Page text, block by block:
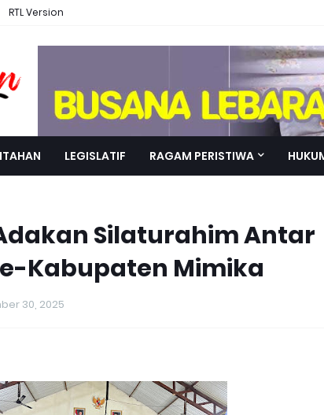
RTL Version
LEGISLATIF RAGAM PERISTIWA
Silaturahim Antar
Kabupaten Mimika
30, 2025